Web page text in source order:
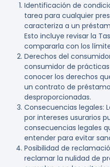
Identificación de
tarea para cualquier
caracteriza a un
Esto incluye revisar la
compararla con los
Derechos del
consumidor de
conocer los derechos
un contrato de
desproporcionadas.
Consecuencias legales:
por intereses usurarios
consecuencias legales
entender para evitar
Posibilidad de
reclamar la nulidad de